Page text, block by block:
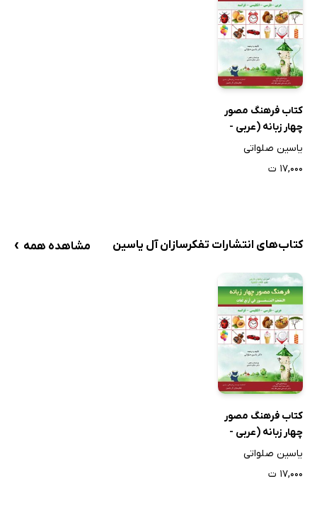
کتاب فرهنگ مصور
چهار زبانه (عربی -
فارسی - انگلیسی -
یاسین صلواتی
۱۷,۰۰۰ ت
کتاب‌های انتشارات تفکرسازان آل یاسین مشاهده همه ›
کتاب فرهنگ مصور
چهار زبانه (عربی -
فارسی - انگلیسی -
یاسین صلواتی
۱۷,۰۰۰ ت